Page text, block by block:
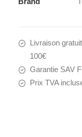
Livraison
100€
Garantie SAV
Prix TVA